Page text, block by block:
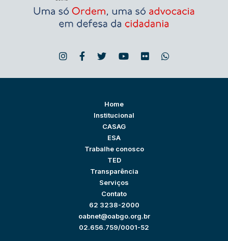
Home
Institucional
CASAG
ESA
Trabalhe conosco
TED
Transparência
Serviços
Contato
62 3238-2000
oabnet@oabgo.org.br
02.656.759/0001-52